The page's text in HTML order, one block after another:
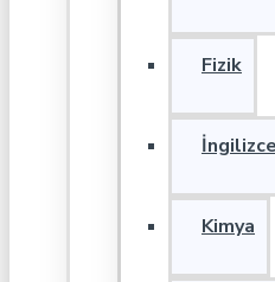
Fizik
İngilizce
Kimya